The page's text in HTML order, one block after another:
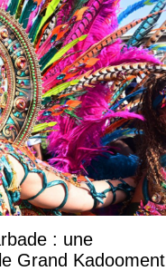
: une
Grand Kadooment